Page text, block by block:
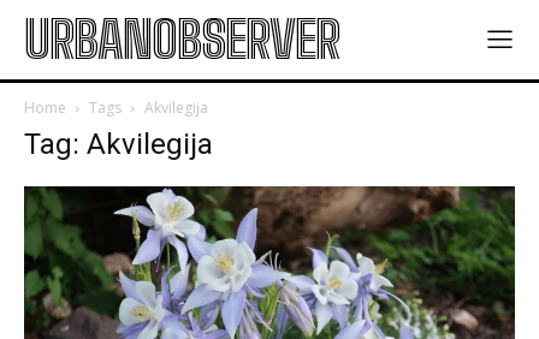
URBANOBSERVER
Home Tags Akvilegija
Tag: Akvilegija